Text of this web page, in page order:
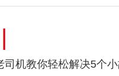
司机教你轻松解决5个